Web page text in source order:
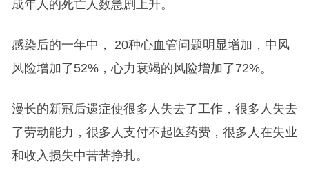
成年人的死亡人数急剧上升。
感染后的一年中， 20种心血管问题明显增加，中风
风险增加了52%，心力衰竭的风险增加了72%。
漫长的新冠后遗症使很多人失去了工作，很多人失去
了劳动能力，很多人支付不起医药费，很多人在失业
和收入损失中苦苦挣扎。